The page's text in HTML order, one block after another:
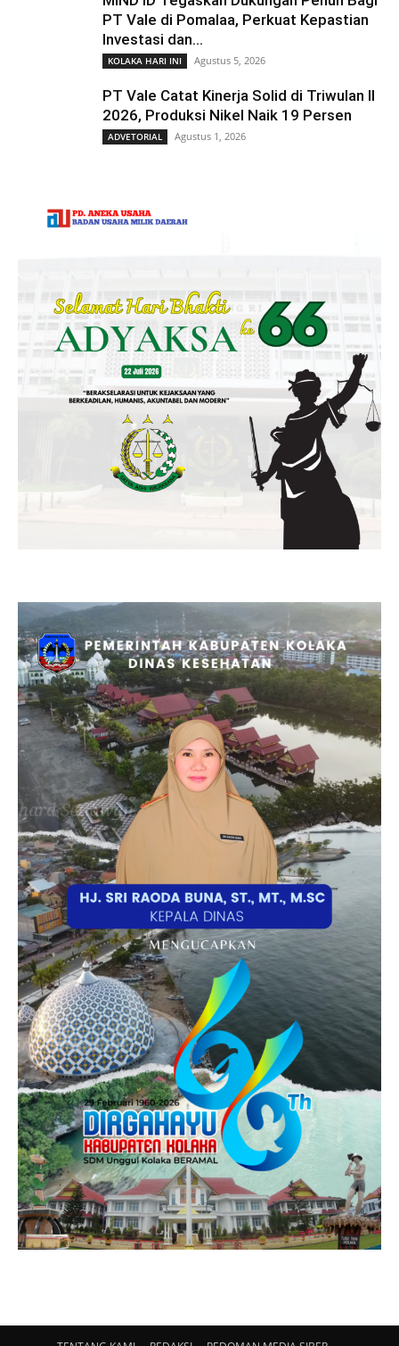
PT Vale di Pomalaa, Perkuat Kepastian
Investasi dan...
KOLAKA HARI INI Agustus 5, 2026
PT Vale Catat Kinerja Solid di Triwulan II
2026, Produksi Nikel Naik 19 Persen
ADVETORIAL Agustus 1, 2026